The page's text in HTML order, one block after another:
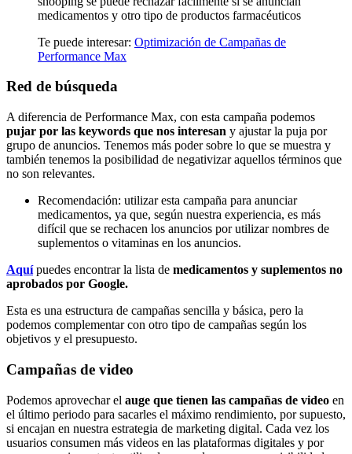
medicamentos y otro tipo de productos farmacéuticos
Te puede interesar: Optimización de Campañas de
Performance Max
Red de búsqueda
A diferencia de Performance Max, con esta campaña podemos
pujar por las keywords que nos interesan y ajustar la puja por
grupo de anuncios. Tenemos más poder sobre lo que se muestra y
también tenemos la posibilidad de negativizar aquellos términos que
no son relevantes.
Recomendación: utilizar esta campaña para anunciar
medicamentos, ya que, según nuestra experiencia, es más
difícil que se rechacen los anuncios por utilizar nombres de
suplementos o vitaminas en los anuncios.
Aquípuedes encontrar la lista de medicamentos y suplementos no
aprobados por Google.
Esta es una estructura de campañas sencilla y básica, pero la
podemos complementar con otro tipo de campañas según los
objetivos y el presupuesto.
Campañas de video
Podemos aprovechar el auge que tienen las campañas de video en
el último periodo para sacarles el máximo rendimiento, por supuesto,
si encajan en nuestra estrategia de marketing digital. Cada vez los
usuarios consumen más videos en las plataformas digitales y por